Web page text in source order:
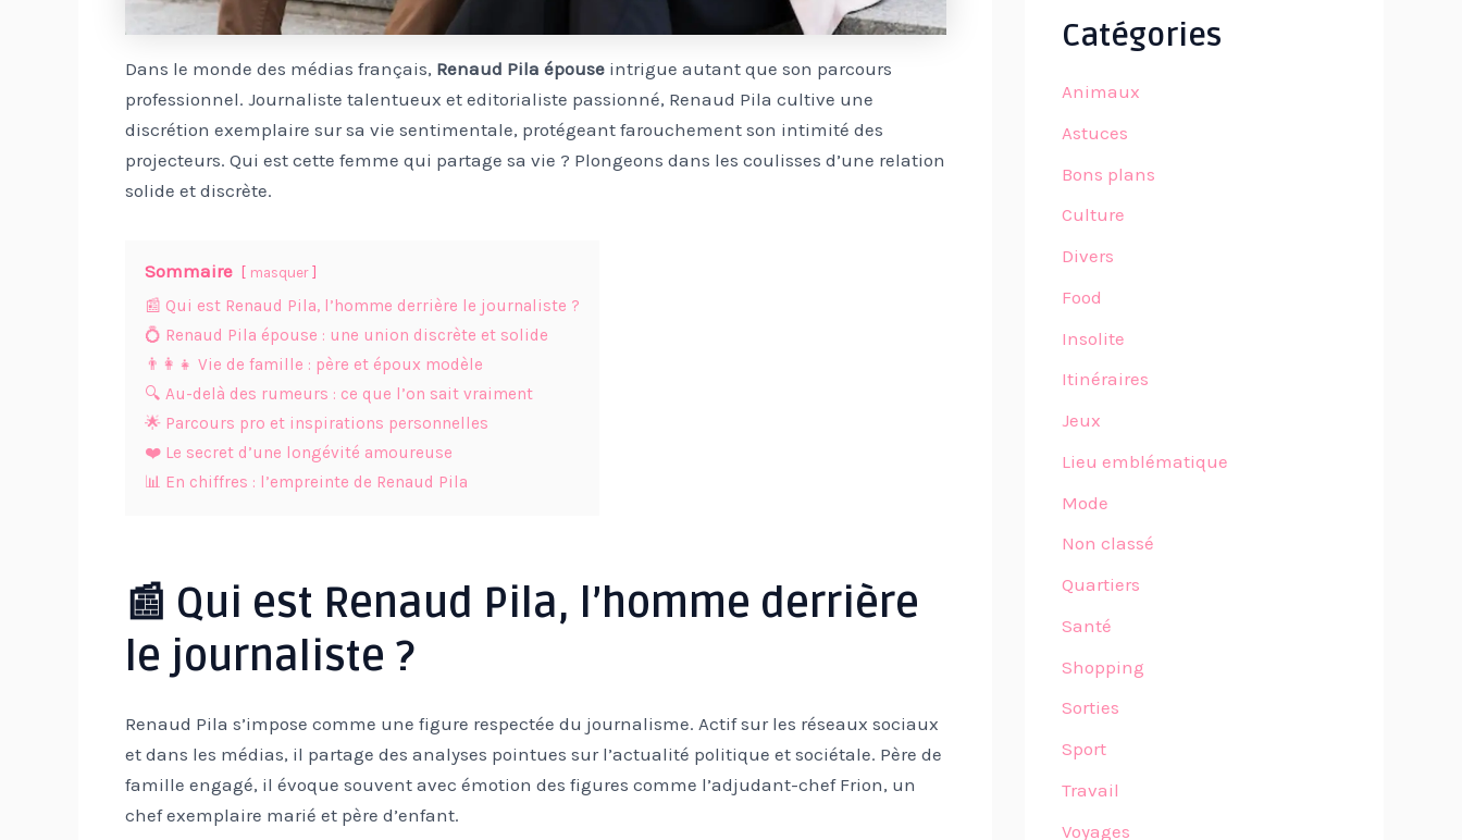
Dans le monde des médias français, Renaud Pila épouseintrigue autant que son parcours
professionnel. Journaliste talentueux et editorialiste passionné, Renaud Pila cultive une
discrétion exemplaire sur sa vie sentimentale, protégeant farouchement son intimité des
projecteurs. Qui est cette femme qui partage sa vie ? Plongeons dans les coulisses d’une relation
solide et discrète.
Sommaire masquer
📰 Qui est Renaud Pila, l’homme derrière le journaliste ?
💍 Renaud Pila épouse : une union discrète et solide
👨‍👩‍👧 Vie de famille : père et époux modèle
🔍 Au-delà des rumeurs : ce que l’on sait vraiment
🌟 Parcours pro et inspirations personnelles
❤️ Le secret d’une longévité amoureuse
📊 En chiffres : l’empreinte de Renaud Pila
📰 Qui est Renaud Pila, l’homme derrière
le journaliste ?
Renaud Pila s’impose comme une figure respectée du journalisme. Actif sur les réseaux sociaux
et dans les médias, il partage des analyses pointues sur l’actualité politique et sociétale. Père de
famille engagé, il évoque souvent avec émotion des figures comme l’adjudant-chef Frion, un
chef exemplaire marié et père d’enfant.
Catégories
Animaux
Astuces
Bons plans
Culture
Divers
Food
Insolite
Itinéraires
Jeux
Lieu emblématique
Mode
Non classé
Quartiers
Santé
Shopping
Sorties
Sport
Travail
Voyages